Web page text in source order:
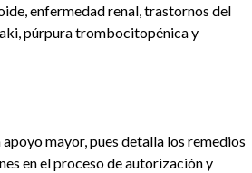
enfermedad renal, trastornos del
púrpura trombocitopénica y
mayor, pues detalla los remedios
en el proceso de autorización y